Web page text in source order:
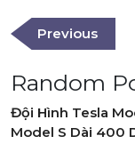
navigation
Previous
Post
Previous
Random
Đội Hình Tesla
Model S Dài 400